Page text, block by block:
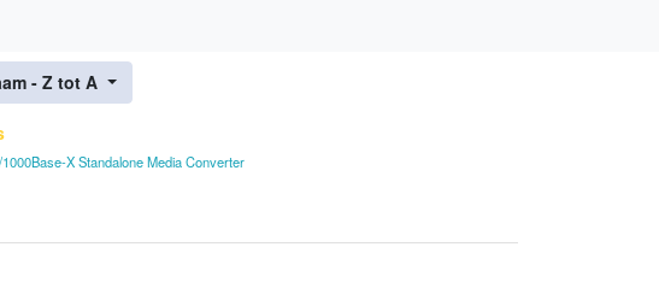
- Z tot A
X Standalone Media Converter